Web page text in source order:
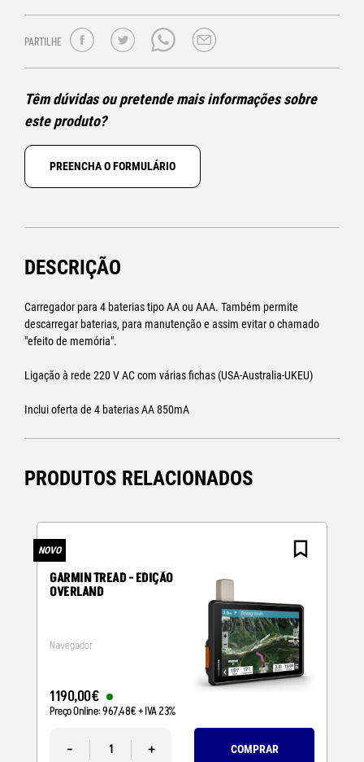
PARTILHE
Têm dúvidas ou pretende mais informações sobre
este produto?
PREENCHA O FORMULÁRIO
DESCRIÇÃO
Carregador para 4 baterias tipo AA ou AAA. Também permite
descarregar baterias, para manutenção e assim evitar o chamado
"efeito de memória".
Ligação à rede 220 V AC com várias fichas (USA-Australia-UKEU)
Inclui oferta de 4 baterias AA 850mA
PRODUTOS RELACIONADOS
NOVO
GARMIN TREAD - EDIÇÃO
OVERLAND
Navegador
1190,00€
Preço Online:967,48€+ IVA 23%
- + COMPRAR